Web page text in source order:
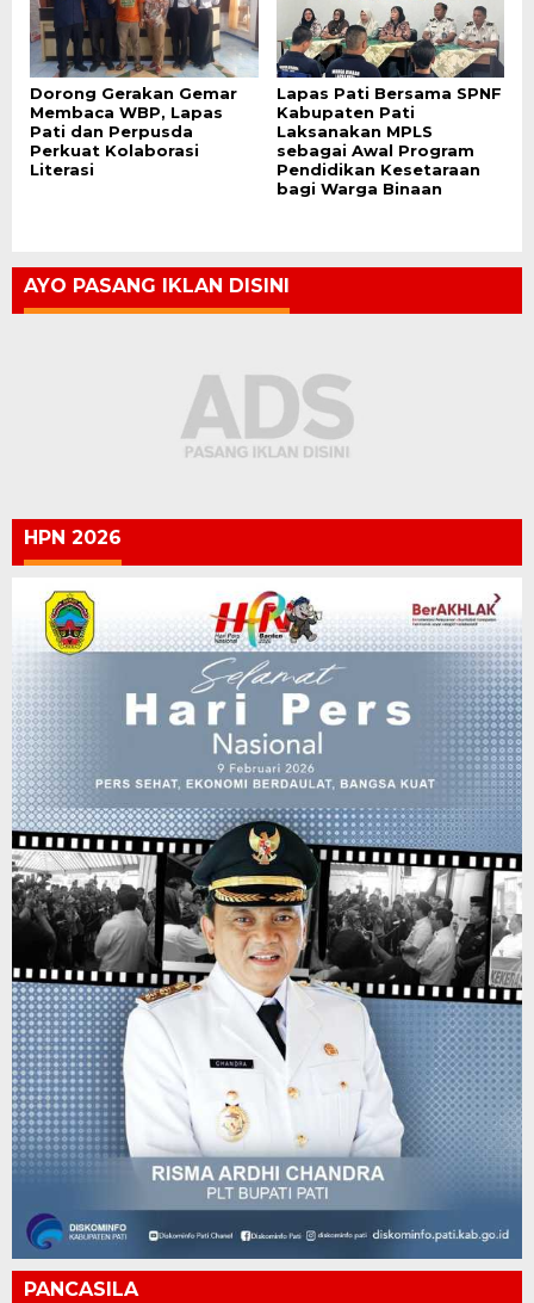
Dorong Gerakan Gemar
Membaca WBP, Lapas
Pati dan Perpusda
Perkuat Kolaborasi
Literasi
Lapas Pati Bersama SPNF
Kabupaten Pati
Laksanakan MPLS
sebagai Awal Program
Pendidikan Kesetaraan
bagi Warga Binaan
AYO PASANG IKLAN DISINI
HPN 2026
PANCASILA